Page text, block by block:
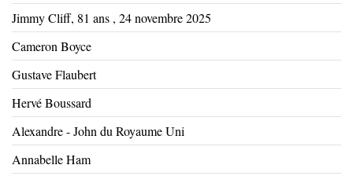
Jimmy Cliff, 81 ans , 24 novembre 2025
Cameron Boyce
Gustave Flaubert
Hervé Boussard
Alexandre - John du Royaume Uni
Annabelle Ham